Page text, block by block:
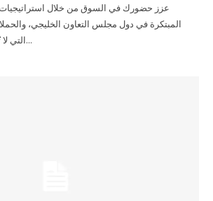
عزز حضورك في السوق من خلال استراتيجيات
المبتكرة في دول مجلس التعاون الخليجي،
التي لا تُنسى والمصممة لزيادة...